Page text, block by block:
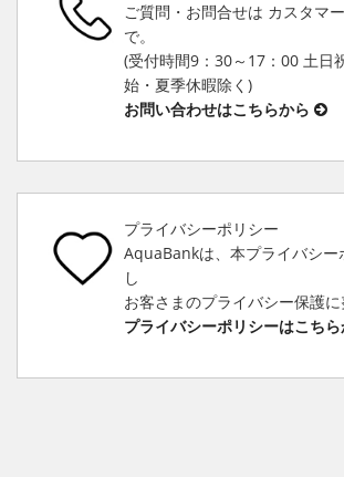
ご質問・お問合せは カスタマ
で。
(受付時間9：30～17：00 土日
始・夏季休暇除く)
お問い合わせはこちらから
プライバシーポリシー
AquaBankは、本プライバシー
し
お客さまのプライバシー保護に
プライバシーポリシーはこちら